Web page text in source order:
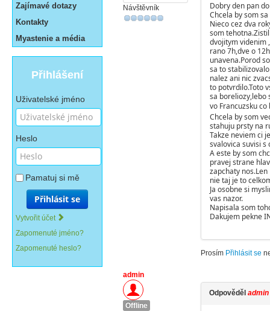
Zajímavé dotazy
Kontakty
Myastenie a média
Přihlášení
Uživatelské jméno
Heslo
Pamatuj si mě
Přihlásit se
Vytvořit účet
Zapomenuté jméno?
Zapomenuté heslo?
Návštěvník
Dobry den pan
Chcela by som
Nieco cez dva
som
dvojitym videnim
rano 7h,dve o
unavena.Porod
sa to
nalez ani nic
to potvrdilo.Toto
sa boreliozy,lebo
vo Francuzsku
Chcela by som
stahuju prsty na
Takze neviem ci
svalovica suvisi s
A este by som
pravej strane
zapchaty
nie taj je to
Ja osobne si
vas nazor.
Napisala som
Dakujem pekne
Prosím Přihlásit se
admin
Offline
Odpověděl admin